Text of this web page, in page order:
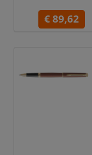
€ 89,62